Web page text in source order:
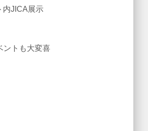
JICA展示
ントも大変喜